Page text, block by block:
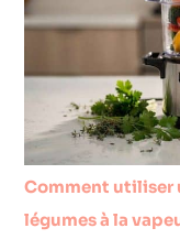
Comment utiliser
légumes à la